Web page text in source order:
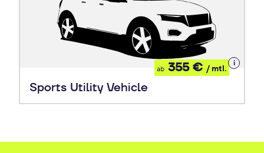
Sports Utility Vehicle
ab 355 € / mtl.
Details
zum